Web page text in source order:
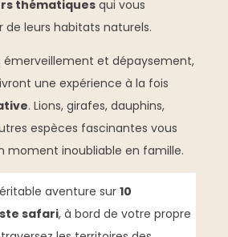
thématiquesqui vous
leurs habitats naturels.
émerveillement et dépaysement,
une expérience à la fois
. Lions, girafes, dauphins,
espèces fascinantes vous
moment inoubliable en famille.
aventure sur 10
safari, à bord de votre propre